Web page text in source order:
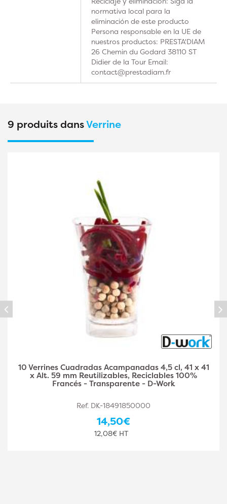
normativa local para la
eliminación de este producto
Persona responsable en la UE de
nuestros productos: PRESTA'DIAM
26 Chemin du Godard 38110 ST
Didier de la Tour Email:
contact@prestadiam.fr
9 produits dansVerrine
41 x 41 40 Verrines Cuadrados Biselados 5 cl 50
45 mm Reutilizables, Reciclables 100%
Transparente - D-Work
Ref. DK-18491850001